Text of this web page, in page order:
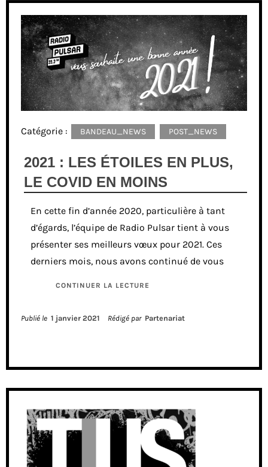
Catégorie : BANDEAU_NEWS POST_NEWS
2021 : LES ÉTOILES EN PLUS,
LE COVID EN MOINS
En cette fin d’année 2020, particulière à tant
d’égards, l’équipe de Radio Pulsar tient à vous
présenter ses meilleurs vœux pour 2021. Ces
derniers mois, nous avons continué de vous
CONTINUER LA LECTURE
Publié le 1 janvier 2021 Rédigé par Partenariat